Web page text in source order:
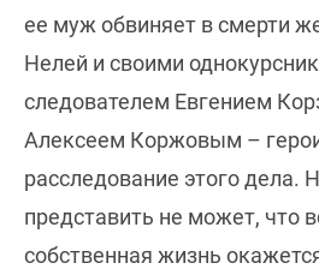
ее муж обвиняет в смерти
Нелей и своими
следователем Евгением
Алексеем Коржовым –
расследование этого дела.
представить не может, что
собственная жизнь